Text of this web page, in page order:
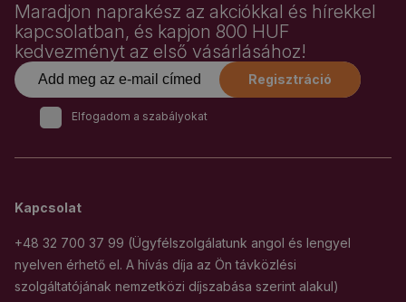
Maradjon naprakész az akciókkal és hírekkel
kapcsolatban, és kapjon 800 HUF
kedvezményt az első vásárlásához!
Regisztráció
Elfogadom a szabályokat
Kapcsolat
+48 32 700 37 99 (Ügyfélszolgálatunk angol és lengyel
nyelven érhető el. A hívás díja az Ön távközlési
szolgáltatójának nemzetközi díjszabása szerint alakul)